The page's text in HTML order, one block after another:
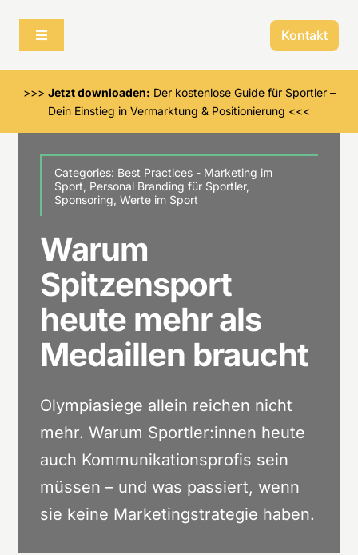
Toggle
Für Organisationen im Sport
Über mich
Kontakt
>>> Jetzt downloaden: Der kostenlose Guide für Sportler –
Dein Einstieg in Vermarktung & Positionierung <<<
Categories: Best Practices - Marketing im
Sport Personal Branding für Sportler,
Sponsoring ,Werte im Sport
Warum
Spitzensport
heute mehr als
Medaillen braucht
Olympiasiege allein reichen nicht
mehr. Warum Sportler:innen heute
auch Kommunikationsprofis sein
müssen – und was passiert, wenn
sie keine Marketingstrategie haben.